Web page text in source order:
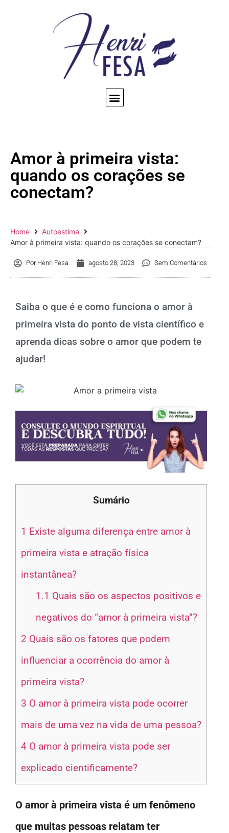
Amor à primeira vista:
quando os corações se
conectam?
Home
Autoestima
Amor à primeira vista: quando os corações se conectam?
PorHenri Fesa agosto 28, 2023 Sem Comentários
Saiba o que é e como funciona o amor à
primeira vista do ponto de vista científico e
aprenda dicas sobre o amor que podem te
ajudar!
Sumário
1 Existe alguma diferença entre amor à
primeira vista e atração física
instantânea?
1.1 Quais são os aspectos positivos e
negativos do “amor à primeira vista”?
2 Quais são os fatores que podem
influenciar a ocorrência do amor à
primeira vista?
3 O amor à primeira vista pode ocorrer
mais de uma vez na vida de uma pessoa?
4 O amor à primeira vista pode ser
explicado cientificamente?
O amor à primeira vista é um fenômeno
que muitas pessoas relatam ter